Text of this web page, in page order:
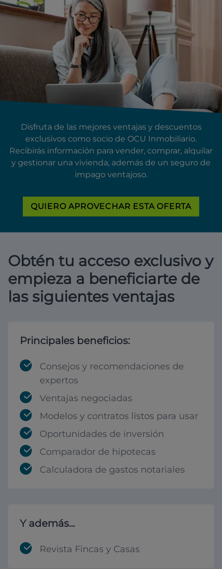
Disfruta de las mejores ventajas y descuentos
exclusivos como socio de OCU Inmobiliario.
Recibirás información para vender, comprar, alquilar
y gestionar una vivienda, además de un seguro de
impago ventajoso.
QUIERO APROVECHAR ESTA OFERTA
Obtén tu acceso exclusivo y
empieza a beneficiarte de
las siguientes ventajas
Principales beneficios:
Consejos y recomendaciones de
expertos
Ventajas negociadas
Modelos y contratos listos para usar
Oportunidades de inversión
Comparador de hipotecas
Calculadora de gastos notariales
Y además...
Revista Fincas y Casas